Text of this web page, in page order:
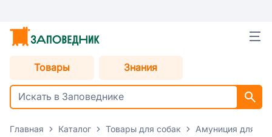
Товары Знания
Главная Каталог Товары для собак Амуниция для